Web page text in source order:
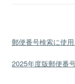
郵便番号検索に使
2025年度版郵便番